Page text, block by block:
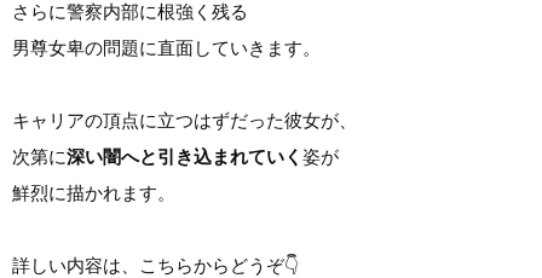
さらに警察内部に根強く残る
男尊女卑の問題に直面していきます。
キャリアの頂点に立つはずだった彼女が、
次第に深い闇へと引き込まれていく 姿が
鮮烈に描かれます。
詳しい内容は、こちらからどうぞ👇